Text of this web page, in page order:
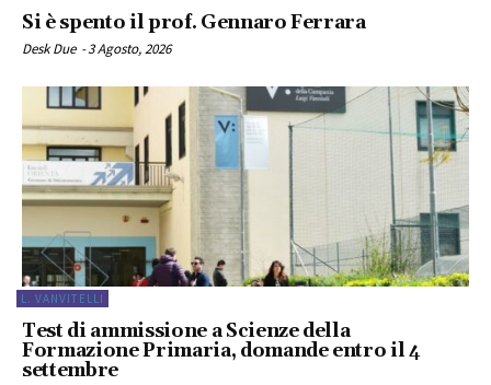
Si è spento il prof. Gennaro Ferrara
Desk Due -3 Agosto, 2026
L. VANVITELLI
Test di ammissione a Scienze della
Formazione Primaria, domande entro il 4
settembre